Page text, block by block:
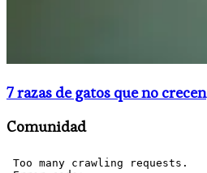
7 razas de gatos que no crecen
Comunidad